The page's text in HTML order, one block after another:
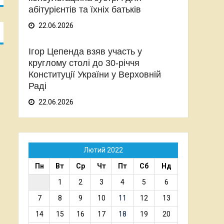
абітурієнтів та їхніх батьків
22.06.2026
Ігор Цепенда взяв участь у
круглому столі до 30-річчя
Конституції України у Верховній
Раді
22.06.2026
Лютий 2022
Пн
Вт Ср Чт Пт Сб
Нд
1
2 3 4 5
6
7
8 9 10 11 12
13
14
15 16 17 18 19
20